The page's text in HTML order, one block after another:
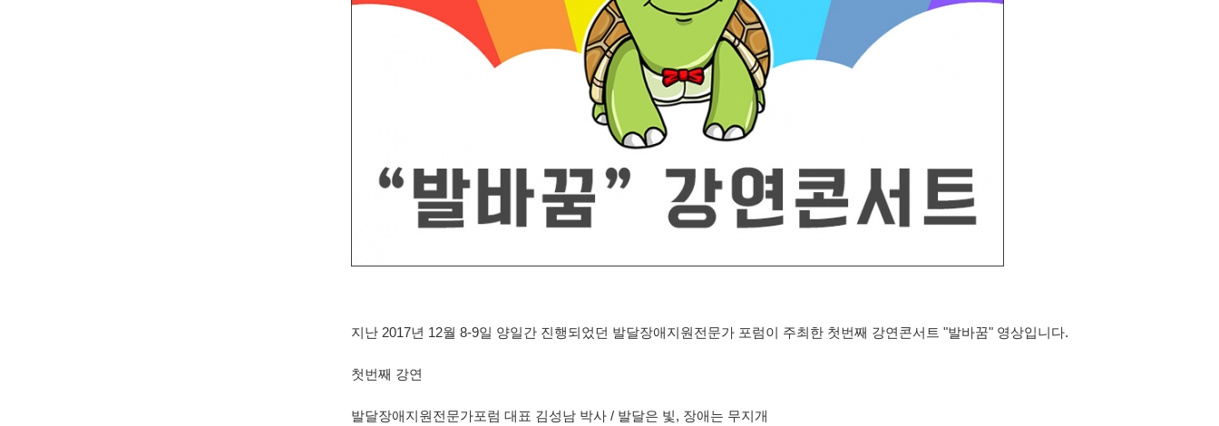
지난 2017년 12월 8-9일 양일간 진행되었던 발달장애지원전문가 포럼이 주최한 첫번째 강연콘서트 "발바꿈" 영상입니다.
첫번째 강연
발달장애지원전문가포럼 대표 김성남 박사 / 발달은 빛, 장애는 무지개